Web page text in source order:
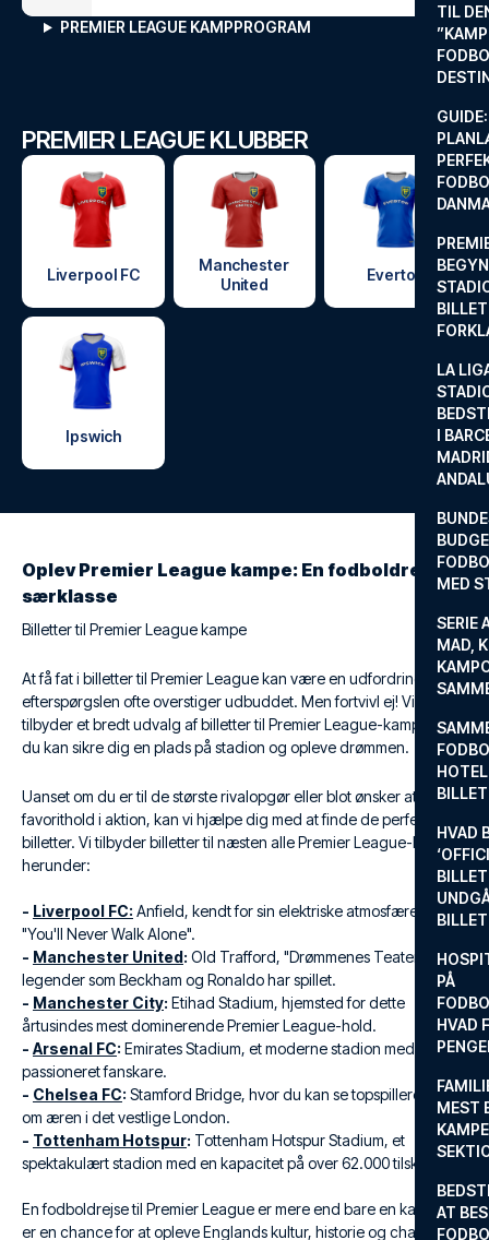
TIL
LA
I
MED
SERIE
MAD,
HVAD
PÅ
HVAD
MEST
AT
PREMIER LEAGUE KAMPPROGRAM
PREMIER LEAGUE KLUBBER
Liverpool FC
Manchester
United
Everton
Ipswich
Oplev Premier League kampe: En fodboldrejse i
særklasse
Billetter til Premier League kampe
At få fat i billetter til Premier League kan være en udfordring, da
efterspørgslen ofte overstiger udbuddet. Men fortvivl ej! Vi
tilbyder et bredt udvalg af billetter til Premier League-kampe, så
du kan sikre dig en plads på stadion og opleve drømmen.
Uanset om du er til de største rivalopgør eller blot ønsker at se dit
favorithold i aktion, kan vi hjælpe dig med at finde de perfekte
billetter. Vi tilbyder billetter til næsten alle Premier League-klubber,
herunder:
- Liverpool FC: Anfield, kendt for sin elektriske atmosfære og
"You'll Never Walk Alone".
- Manchester United: Old Trafford, "Drømmenes Teater", hvor
legender som Beckham og Ronaldo har spillet.
- Manchester City: Etihad Stadium, hjemsted for dette
årtusindes mest dominerende Premier League-hold.
- Arsenal FC: Emirates Stadium, et moderne stadion med en
passioneret fanskare.
- Chelsea FC: Stamford Bridge, hvor du kan se topspillere dyste
om æren i det vestlige London.
- Tottenham Hotspur: Tottenham Hotspur Stadium, et
spektakulært stadion med en kapacitet på over 62.000 tilskuere.
En fodboldrejse til Premier League er mere end bare en kamp. Det
er en chance for at opleve Englands kultur, historie og charme.